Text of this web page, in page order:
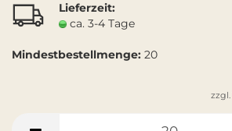
Lieferzeit:
ca. 3-4 Tage
Mindestbestellmenge: 20
zzgl.